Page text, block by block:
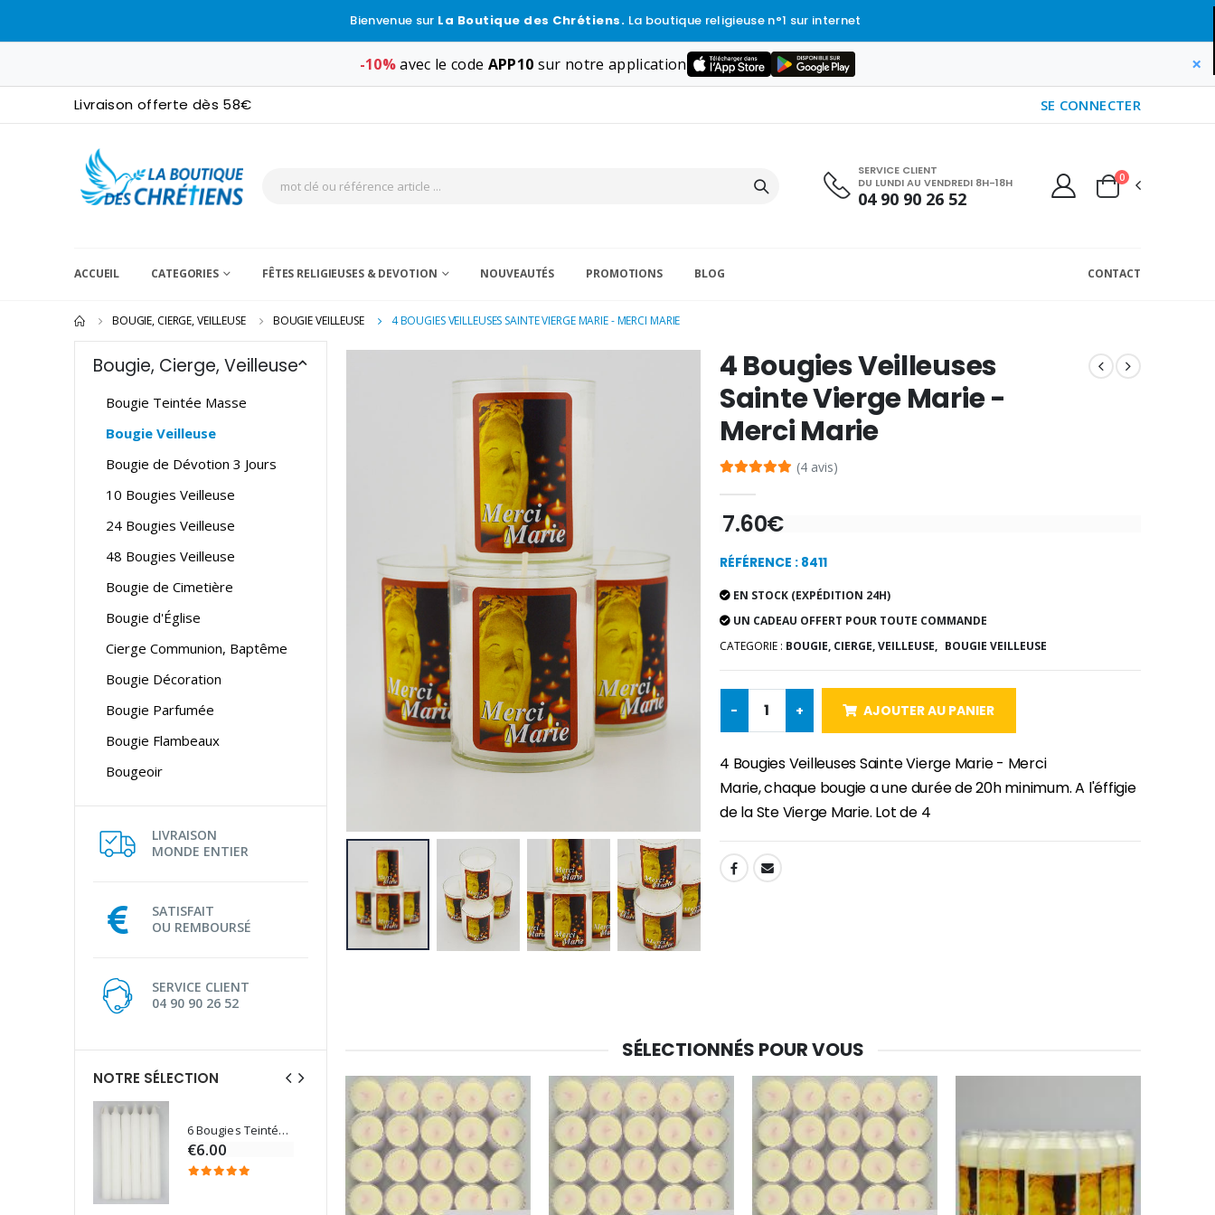
Bienvenue sur La Boutique des Chrétiens. La boutique religieuse n°1 sur internet
-10%avec le code APP10 sur notre application ×
Livraison offerte dès 58€ SE CONNECTER
SERVICE CLIENT
DU LUNDI AU VENDREDI 8H-18H
04 90 90 26 52
0
ACCUEIL CATEGORIES FÊTES RELIGIEUSES & DEVOTION NOUVEAUTÉS PROMOTIONS BLOG CONTACT
BOUGIE, CIERGE, VEILLEUSE BOUGIE VEILLEUSE 4 BOUGIES VEILLEUSES SAINTE VIERGE MARIE - MERCI MARIE
Bougie, Cierge, Veilleuse
Bougie Teintée Masse
Bougie Veilleuse
Bougie de Dévotion 3 Jours
10 Bougies Veilleuse
24 Bougies Veilleuse
48 Bougies Veilleuse
Bougie de Cimetière
Bougie d'Église
Cierge Communion, Baptême
Bougie Décoration
Bougie Parfumée
Bougie Flambeaux
Bougeoir
LIVRAISON
MONDE ENTIER
SATISFAIT
OU REMBOURSÉ
SERVICE CLIENT
04 90 90 26 52
NOTRE SÉLECTION
6 Bougies Teintées Masse Couleur Blanche
€6.00
-30%
Une bougie 150 gr et votre Prière déposées à Lourdes
€10.00 €7.00
6 Bougies Teintées Masse Couleur Blanche
€6.00
-30%
Une bougie 150 gr et votre Prière déposées à Lourdes
€10.00 €7.00
4 Bougies Veilleuses
Sainte Vierge Marie -
Merci Marie
(4 avis)
7.60€
RÉFÉRENCE : 8411
EN STOCK (EXPÉDITION 24H)
UN CADEAU OFFERT POUR TOUTE COMMANDE
CATEGORIE : BOUGIE, CIERGE, VEILLEUSE, BOUGIE VEILLEUSE
- + AJOUTER AU PANIER
4 Bougies Veilleuses Sainte Vierge Marie - Merci
Marie, chaque bougie a une durée de 20h minimum. A l'éffigie
de la Ste Vierge Marie. Lot de 4
SHARE:
SÉLECTIONNÉS POUR VOUS